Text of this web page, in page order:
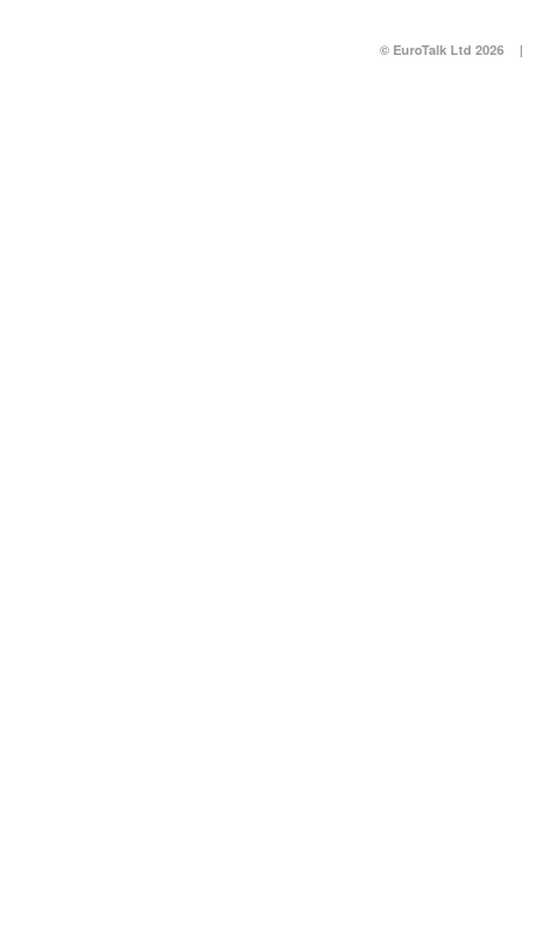
© EuroTalk Ltd 2026 |